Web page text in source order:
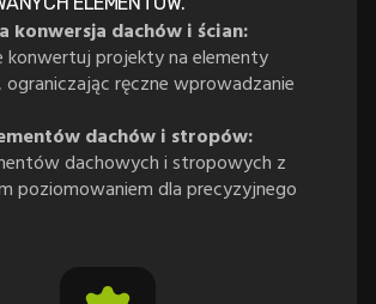
konwersja dachów i ścian:
projekty na elementy
ograniczając ręczne wprowadzanie
dachów i stropów:
dachowych i stropowych z
poziomowaniem dla precyzyjnego